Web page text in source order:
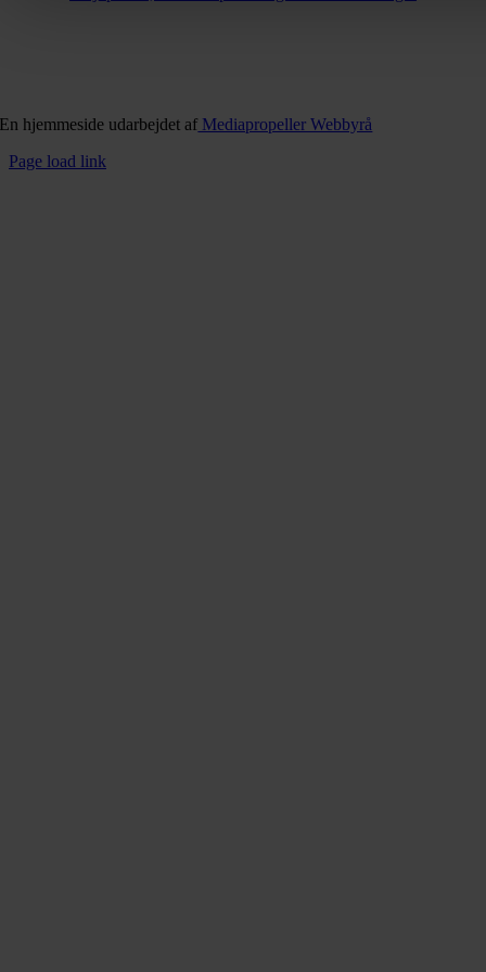
En hjemmeside udarbejdet af Mediapropeller Webbyrå
Page load link